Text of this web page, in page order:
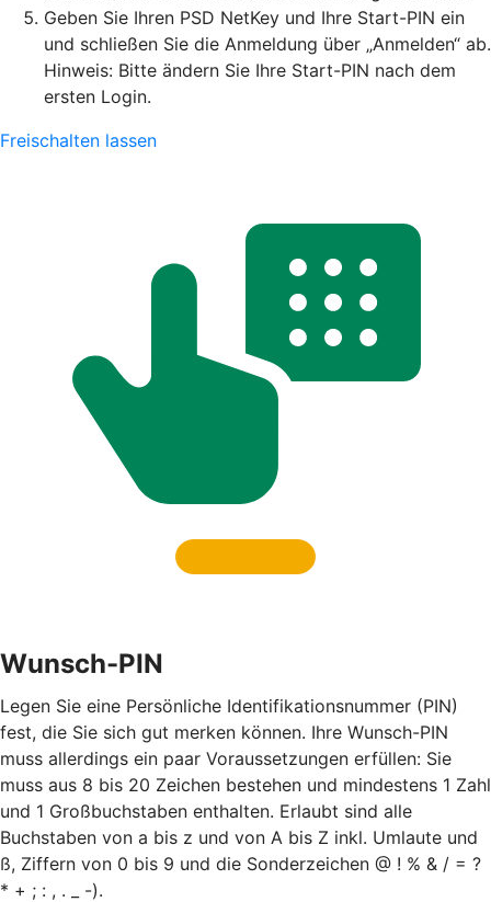
Geben Sie Ihren PSD NetKey und Ihre Start-PIN ein
und schließen Sie die Anmeldung über „Anmelden“ ab.
Hinweis: Bitte ändern Sie Ihre Start-PIN nach dem
ersten Login.
Freischalten lassen
Wunsch-PIN
Legen Sie eine Persönliche Identifikationsnummer (PIN)
fest, die Sie sich gut merken können. Ihre Wunsch-PIN
muss allerdings ein paar Voraussetzungen erfüllen: Sie
muss aus 8 bis 20 Zeichen bestehen und mindestens 1 Zahl
und 1 Großbuchstaben enthalten. Erlaubt sind alle
Buchstaben von a bis z und von A bis Z inkl. Umlaute und
ß, Ziffern von 0 bis 9 und die Sonderzeichen @ ! % & / = ?
* + ; : , . _ -).